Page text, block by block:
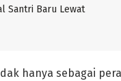
Santri Baru Lewat
hanya sebagai